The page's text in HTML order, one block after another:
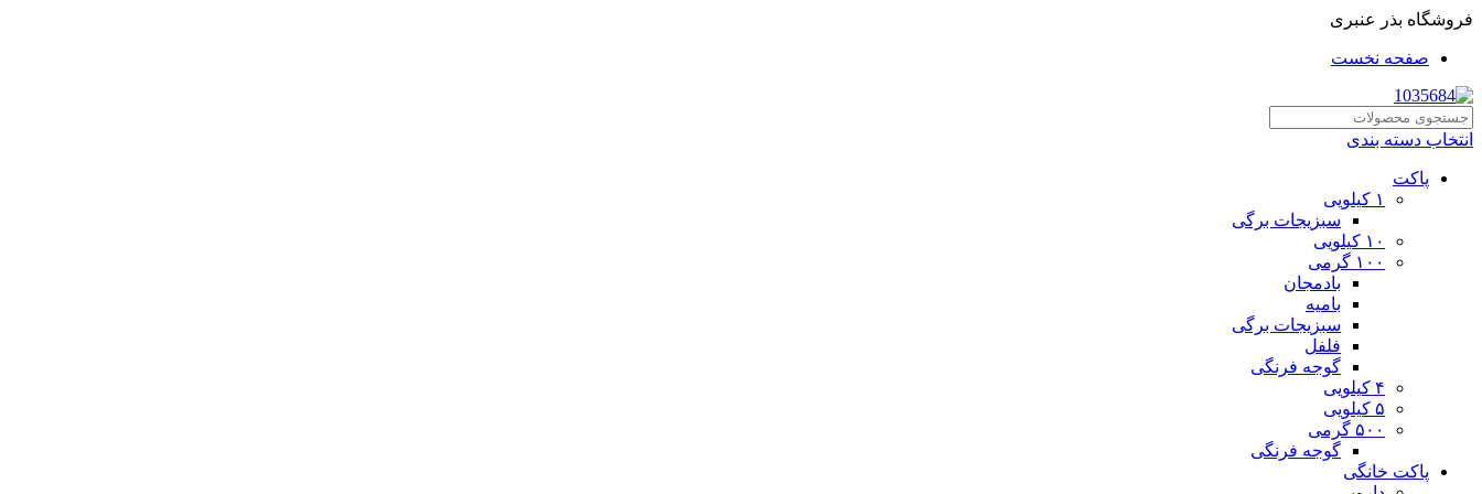
فروشگاه بذر عنبری
صفحه نخست
انتخاب دسته بندی
پاکت
۱ کیلویی
سبزیجات برگی
۱۰ کیلویی
۱۰۰ گرمی
بادمجان
بامیه
سبزیجات برگی
فلفل
گوجه فرنگی
۴ کیلویی
۵ کیلویی
۵۰۰ گرمی
گوجه فرنگی
پاکت خانگی